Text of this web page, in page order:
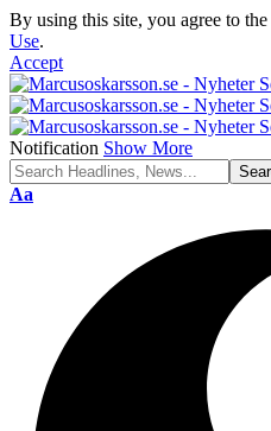
By using this site, you agree to the
Use.
Accept
Notification Show More
Font
Aa